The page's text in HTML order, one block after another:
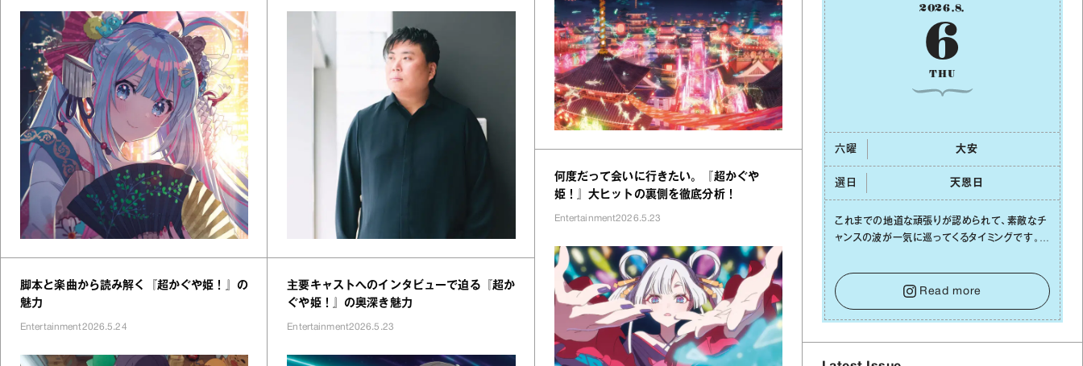
脚本と楽曲から読み解く『超かぐや姫！』の
魅力
Entertainment2026.5.24
主要キャストへのインタビューで迫る『超か
ぐや姫！』の奥深き魅力
Entertainment2026.5.23
何度だって会いに行きたい。『超かぐや
姫！』大ヒットの裏側を徹底分析！
Entertainment2026.5.23
2026.8.
6
THU
六曜 ⼤安
選日 天恩⽇
これまでの地道な頑張りが認められて、素敵なチ
ャンスの波が⼀気に巡ってくるタイミングです。周
せずに笑顔で受け取りましょう。みんなと⼀緒に
幸せになっていくイメージを持って⼀歩を踏み出
して。⼀⼈⼀⼈の良いところが混ざり合い、ハッ
ピーな未来が形作られていきます。
Read more